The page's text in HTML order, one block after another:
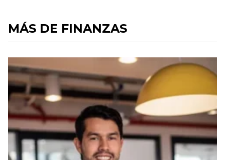
MÁS DE FINANZAS